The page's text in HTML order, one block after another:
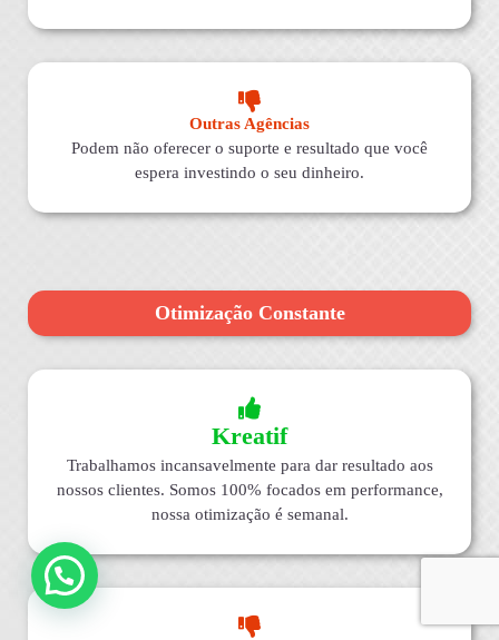
Outras Agências
Podem não oferecer o suporte e resultado que você
espera investindo o seu dinheiro.
Otimização Constante
Kreatif
Trabalhamos incansavelmente para dar resultado aos
nossos clientes. Somos 100% focados em performance,
nossa otimização é semanal.